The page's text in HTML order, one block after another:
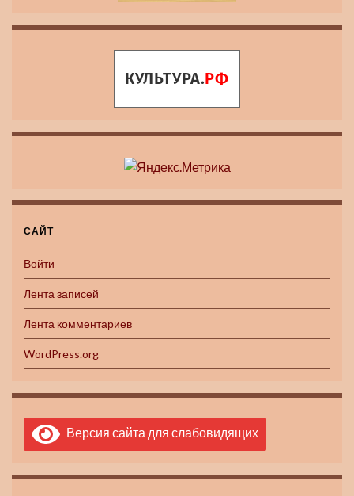
САЙТ
Войти
Лента записей
Лента комментариев
WordPress.org
Версия сайта для слабовидящих